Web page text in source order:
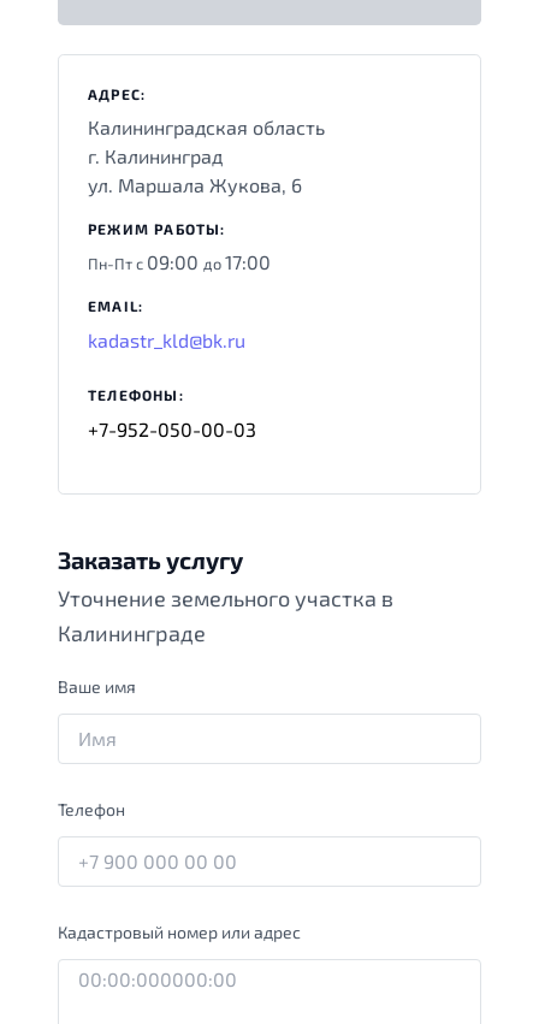
АДРЕС:
Калининградская область
г. Калининград
ул. Маршала Жукова, 6
РЕЖИМ РАБОТЫ:
Пн-Пт с 09:00 до17:00
EMAIL:
kadastr_kld@bk.ru
ТЕЛЕФОНЫ:
+7-952-050-00-03
Заказать услугу
Уточнение земельного участка в
Калининграде
Ваше имя
Телефон
Кадастровый номер или адрес